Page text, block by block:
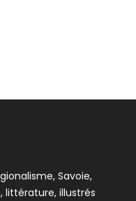
Savoie,
littérature, illustrés